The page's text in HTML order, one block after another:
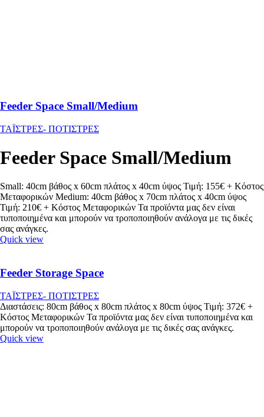
Feeder Space Small/Medium
ΤΑΪΣΤΡΕΣ- ΠΟΤΙΣΤΡΕΣ
Feeder Space Small/Medium
Small: 40cm βάθος x 60cm πλάτος x 40cm ύψος Τιμή: 155€ + Κόστος
Μεταφορικών Medium: 40cm βάθος x 70cm πλάτος x 40cm ύψος
Τιμή: 210€ + Κόστος Μεταφορικών Τα προϊόντα μας δεν είναι
τυποποιημένα και μπορούν να τροποποιηθούν ανάλογα με τις δικές
σας ανάγκες.
Quick view
Feeder Storage Space
ΤΑΪΣΤΡΕΣ- ΠΟΤΙΣΤΡΕΣ
Διαστάσεις: 80cm βάθος x 80cm πλάτος x 80cm ύψος Τιμή: 372€ +
Κόστος Μεταφορικών Τα προϊόντα μας δεν είναι τυποποιημένα και
μπορούν να τροποποιηθούν ανάλογα με τις δικές σας ανάγκες.
Quick view